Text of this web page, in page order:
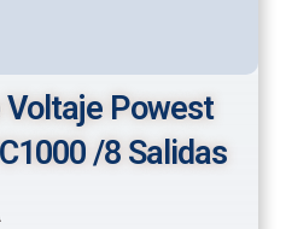
Voltaje Powest
/8 Salidas